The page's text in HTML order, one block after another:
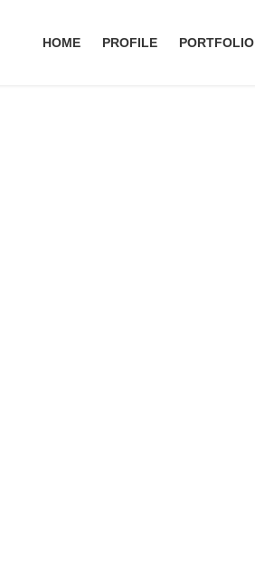
HOME PROFILE PORTFOLIO